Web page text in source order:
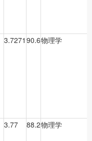
3.7271 90.6物理学
3.77 88.2物理学